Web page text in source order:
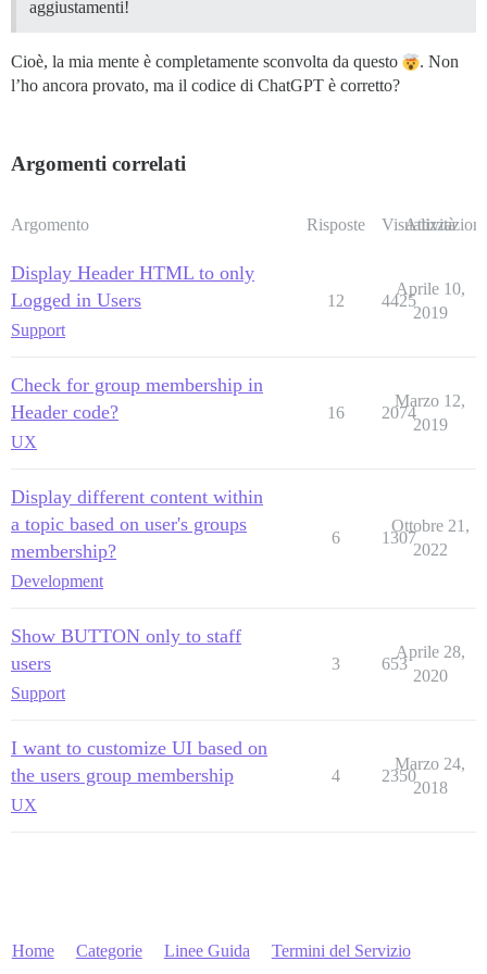
aggiustamenti!
Cioè, la mia mente è completamente sconvolta da questo
. Non
l’ho ancora provato, ma il codice di ChatGPT è corretto?
Argomenti correlati
Argomento Risposte Visualizzazioni
Attività
Display Header HTML to only
Logged in Users
Support
12 4425
Aprile 10,
2019
Check for group membership in
Header code?
UX
16 2074
Marzo 12,
2019
Display different content within
a topic based on user's groups
membership?
Development
6 1307
Ottobre 21,
2022
Show BUTTON only to staff
users
Support
3 653
Aprile 28,
2020
I want to customize UI based on
the users group membership
UX
4 2350
Marzo 24,
2018
Home Categorie Linee Guida Termini del Servizio